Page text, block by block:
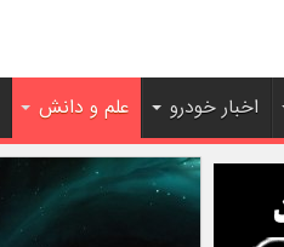
اخبار خودرو علم و دانش